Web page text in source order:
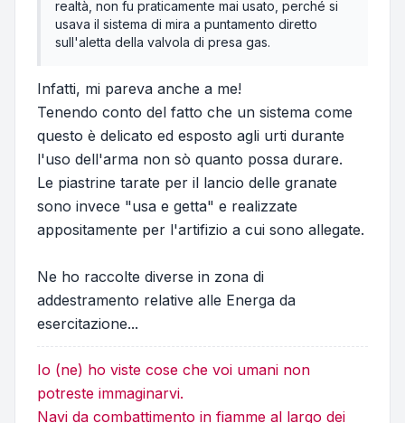
realtà, non fu praticamente mai usato, perché si
usava il sistema di mira a puntamento diretto
sull'aletta della valvola di presa gas.
Infatti, mi pareva anche a me!
Tenendo conto del fatto che un sistema come
questo è delicato ed esposto agli urti durante
l'uso dell'arma non sò quanto possa durare.
Le piastrine tarate per il lancio delle granate
sono invece "usa e getta" e realizzate
appositamente per l'artifizio a cui sono allegate.
Ne ho raccolte diverse in zona di
addestramento relative alle Energa da
esercitazione...
Io (ne) ho viste cose che voi umani non
potreste immaginarvi.
Navi da combattimento in fiamme al largo dei